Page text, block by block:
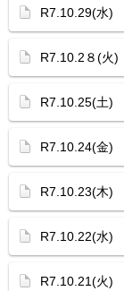
R7.10.29(水)
R7.10.2８(火
R7.10.25(土)
R7.10.24(金)
R7.10.23(木)
R7.10.22(水)
R7.10.21(火)